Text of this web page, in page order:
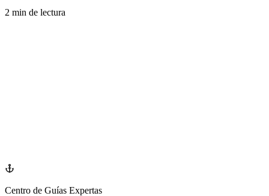
2 min de lectura
Centro de Guías Expertas